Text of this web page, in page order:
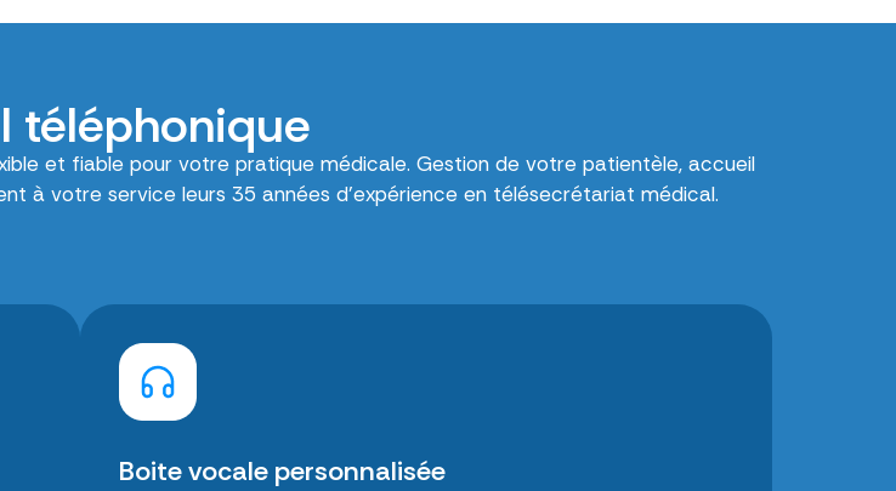
téléphonique
et fiable pour votre pratique médicale. Gestion de votre patientèle, accueil
à votre service leurs 35 années d’expérience en télésecrétariat médical.
Boite vocale personnalisée